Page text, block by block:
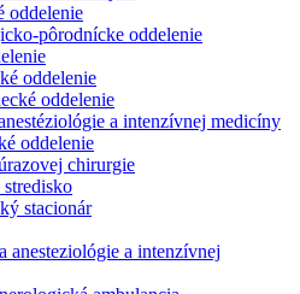
oddelenie
pôrodnícke oddelenie
oddelenie
oddelenie
a intenzívnej medicíny
oddelenie
chirurgie
stacionár
anesteziológie a intenzívnej